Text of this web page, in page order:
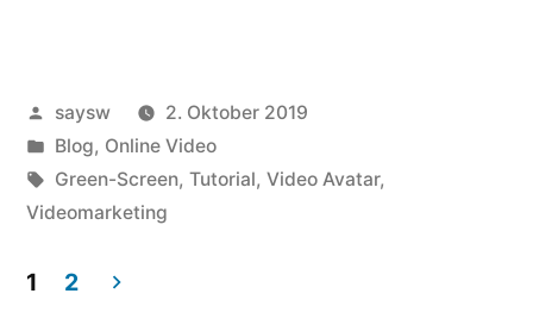
Veröffentlicht
von
saysw
2. Oktober 2019
Veröffentlicht
in
Blog, Online Video
Schlagwörter:
Green-Screen, Tutorial, Video Avatar,
Videomarketing
Beitragsnavigation
1 2